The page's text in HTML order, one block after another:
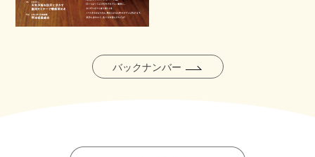
バックナンバー